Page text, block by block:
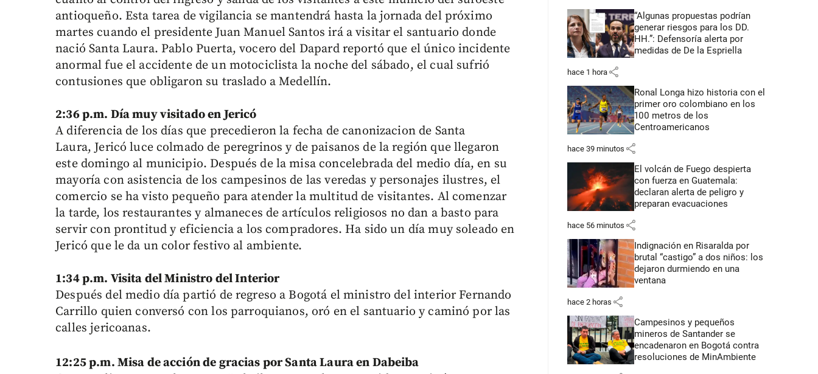
antioqueño. Esta tarea de vigilancia se mantendrá hasta la jornada del próximo
martes cuando el presidente Juan Manuel Santos irá a visitar el santuario donde
nació Santa Laura. Pablo Puerta, vocero del Dapard reportó que el único incidente
anormal fue el accidente de un motociclista la noche del sábado, el cual sufrió
contusiones que obligaron su traslado a Medellín.
2:36 p.m. Día muy visitado en Jericó
A diferencia de los días que precedieron la fecha de canonizacion de Santa
Laura, Jericó luce colmado de peregrinos y de paisanos de la región que llegaron
este domingo al municipio. Después de la misa concelebrada del medio día, en su
mayoría con asistencia de los campesinos de las veredas y personajes ilustres, el
comercio se ha visto pequeño para atender la multitud de visitantes. Al comenzar
la tarde, los restaurantes y almaneces de artículos religiosos no dan a basto para
servir con prontitud y eficiencia a los compradores. Ha sido un día muy soleado en
Jericó que le da un color festivo al ambiente.
1:34 p.m. Visita del Ministro del Interior
Después del medio día partió de regreso a Bogotá el ministro del interior Fernando
Carrillo quien conversó con los parroquianos, oró en el santuario y caminó por las
calles jericoanas.
12:25 p.m. Misa de acción de gracias por Santa Laura en Dabeiba
“Algunas propuestas podrían
generar riesgos para los DD.
HH.”: Defensoría alerta por
medidas de De la Espriella
hace 1 hora share
Ronal Longa hizo historia con el
primer oro colombiano en los
100 metros de los
Centroamericanos
hace 39 minutos share
El volcán de Fuego despierta
con fuerza en Guatemala:
declaran alerta de peligro y
preparan evacuaciones
hace 56 minutos share
Indignación en Risaralda por
brutal “castigo” a dos niños: los
dejaron durmiendo en una
ventana
hace 2 horas share
Campesinos y pequeños
mineros de Santander se
encadenaron en Bogotá contra
resoluciones de MinAmbiente